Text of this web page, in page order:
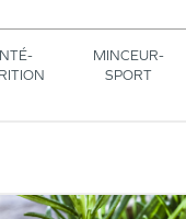
MINCEUR-
SPORT